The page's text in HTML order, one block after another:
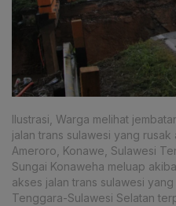
Ilustrasi, Warga melihat
jalan trans sulawesi yang
Ameroro, Konawe, Sulawesi
Sungai Konaweha meluap
akses jalan trans sulawesi
Tenggara-Sulawesi Selatan